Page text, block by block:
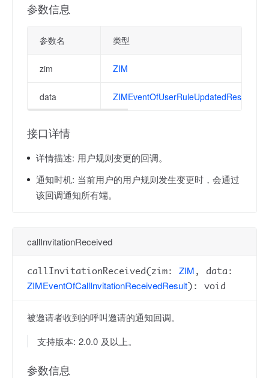
参数信息
参数名 类型
zim ZIM
data ZIMEventOfUserRuleUpdatedResult
接口详情
详情描述: 用户规则变更的回调。
通知时机: 当前用户的用户规则发生变更时，会通过
该回调通知所有端。
callInvitationReceived
callInvitationReceived(zim: ZIM , data:
ZIMEventOfCallInvitationReceivedResult): void
被邀请者收到的呼叫邀请的通知回调。
支持版本: 2.0.0 及以上。
参数信息